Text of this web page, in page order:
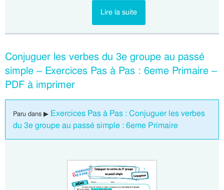
Lire la suite
Conjuguer les verbes du 3e groupe au passé
simple – Exercices Pas à Pas : 6eme Primaire –
PDF à imprimer
Paru dans ▶ Exercices Pas à Pas : Conjuguer les verbes
du 3e groupe au passé simple : 6eme Primaire